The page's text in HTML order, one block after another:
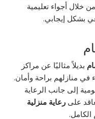
خلال أجواء تعليمية
بشكل إيجابي.
بديلاً مثاليًا عن مراكز
في منازلهم براحة وأمان.
إلى جانب الرعاية
علىرعاية منزلية